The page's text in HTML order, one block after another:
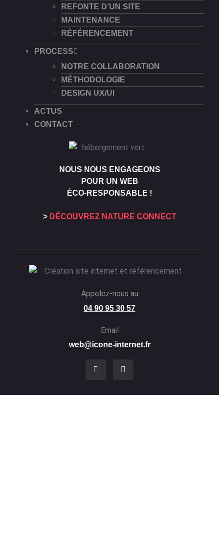
REFONTE D’UN SITE
MAINTENANCE
RÉFÉRENCEMENT
PROCESS
NOTRE COLLABORATION
MÉTHODOLOGIE
DESIGN UX/UI
ACTUS
CONTACT
NOUS NOUS ENGAGEONS
POUR UN WEB
ÉCO-RESPONSABLE !
> DÉCOUVREZ NATURE CONNECT
Appelez-nous au
04 90 95 30 57
Email
web@icone-internet.fr